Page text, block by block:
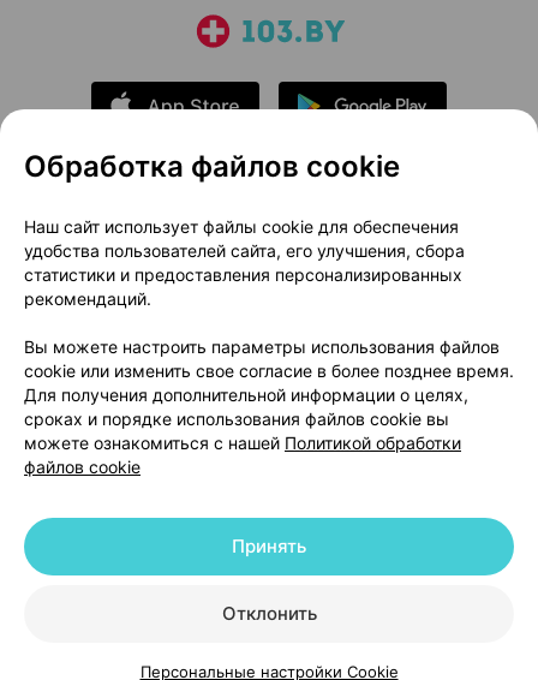
О проекте
Новости проекта
Размещение рекламы
Медицинский маркетинг
Публичный договор
Доставка
Способы оплаты
Вакансии
Партнеры
Написать руководителю 103.by
Написать в поддержку
Персональные настройки Cookie
© 2026 ООО «Артокс Лаб», УНП 191700409 | 220012, Республика Беларусь,
+375 291212755
Обработка файлов cookie
Наш сайт использует файлы cookie для обеспечения
удобства пользователей сайта, его улучшения, сбора
статистики и предоставления персонализированных
рекомендаций.
Вы можете настроить параметры использования файлов
cookie или изменить свое согласие в более позднее время.
Для получения дополнительной информации о целях,
сроках и порядке использования файлов cookie вы
можете ознакомиться с нашей Политикой обработки
файлов cookie
Отклонить
Принять
Персональные настройки Cookie